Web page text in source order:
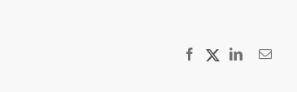
Facebook
X LinkedInEmail